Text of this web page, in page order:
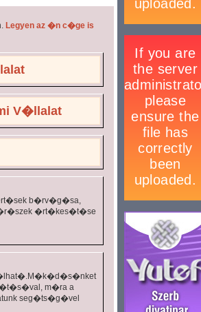
Legyen az �n c�ge is
V�llalat
b�rv�g�sa,
�rt�kes�t�se
m�ra a
seg�ts�g�vel